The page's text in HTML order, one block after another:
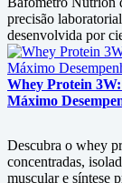
precisão
desenvolvida por
Whey Protein
Máximo
Descubra o whey
concentradas,
muscular e síntese